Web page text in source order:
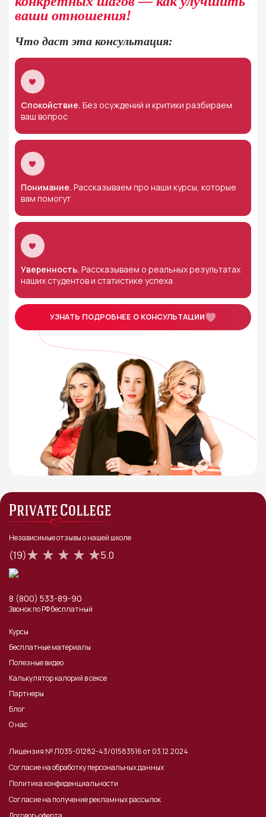
ваши отношения!
Что даст эта консультация:
Спокойствие. Без осуждений и критики разбираем
ваш вопрос
Понимание. Рассказываем про наши курсы, которые
вам помогут
Уверенность. Рассказываем о реальных результатах
наших студентов и статистике успеха
УЗНАТЬ ПОДРОБНЕЕ О КОНСУЛЬТАЦИИ
Независимые отзывы о нашей школе
(19) 5.0
8 (800) 533-89-90
Звонок по РФ бесплатный
Курсы
Бесплатные материалы
Полезные видео
Калькулятор калорий в сексе
Партнеры
Блог
О нас
Лицензия № Л035-01282-43/01583516 от 03.12.2024
Согласие на обработку персональных данных
Политика конфиденциальности
Согласие на получение рекламных рассылок